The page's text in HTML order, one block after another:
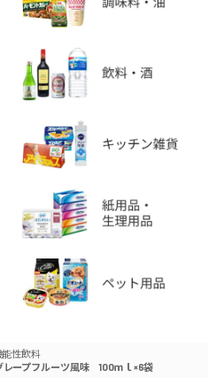
能性飲料
ープフルーツ風味 100ｍｌ×6袋